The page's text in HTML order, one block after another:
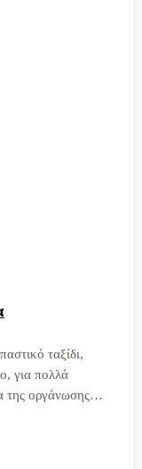
ταξίδι,
για πολλά
της οργάνωσης